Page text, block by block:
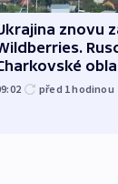
znovu
před 1hodinou